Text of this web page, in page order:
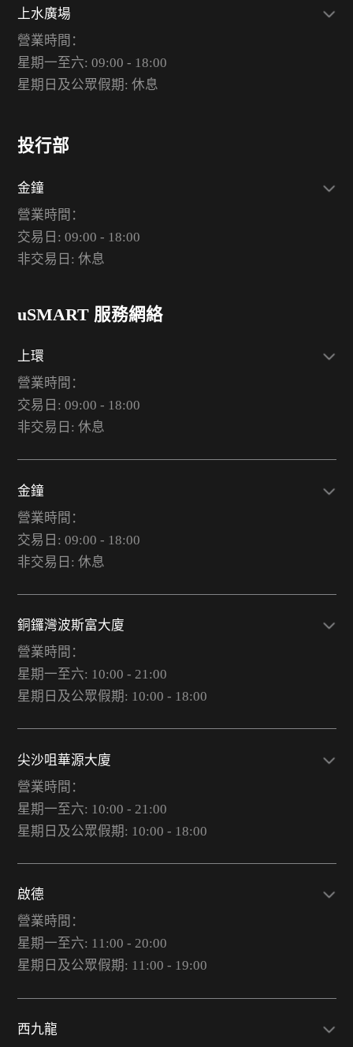
上水廣場
營業時間：
星期一至六: 09:00 - 18:00
星期日及公眾假期: 休息
投行部
金鐘
營業時間：
交易日: 09:00 - 18:00
非交易日: 休息
uSMART 服務網絡
上環
營業時間：
交易日: 09:00 - 18:00
非交易日: 休息
金鐘
營業時間：
交易日: 09:00 - 18:00
非交易日: 休息
銅鑼灣波斯富大廈
營業時間：
星期一至六: 10:00 - 21:00
星期日及公眾假期: 10:00 - 18:00
尖沙咀華源大廈
營業時間：
星期一至六: 10:00 - 21:00
星期日及公眾假期: 10:00 - 18:00
啟德
營業時間：
星期一至六: 11:00 - 20:00
星期日及公眾假期: 11:00 - 19:00
西九龍